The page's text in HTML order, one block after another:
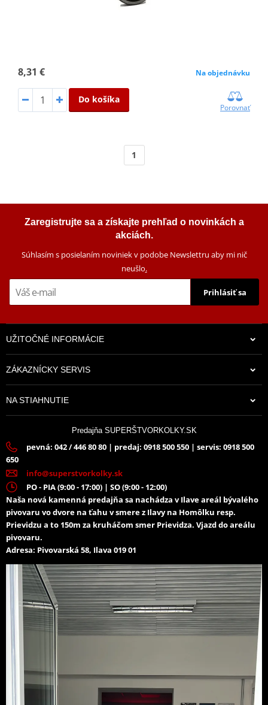
8,31 € Na objednávku
Do košíka
Porovnať
1
Zaregistrujte sa a získajte prehľad o novinkách a
akciách.
Súhlasím s posielaním noviniek v podobe Newslettru aby mi nič
neušlo.
Prihlásiť sa
UŽITOČNÉ INFORMÁCIE
ZÁKAZNÍCKY SERVIS
NA STIAHNUTIE
Predajňa SUPERŠTVORKOLKY.SK
pevná: 042 / 446 80 80 | predaj: 0918 500 550 | servis: 0918 500
650
info@superstvorkolky.sk
PO - PIA (9:00 - 17:00) | SO (9:00 - 12:00)
Naša nová kamenná predajňa sa nachádza v Ilave areál bývalého
pivovaru vo dvore na ťahu v smere z Ilavy na Homôlku resp.
Prievidzu a to 150m za kruháčom smer Prievidza. Vjazd do areálu
pivovaru.
Adresa: Pivovarská 58, Ilava 019 01